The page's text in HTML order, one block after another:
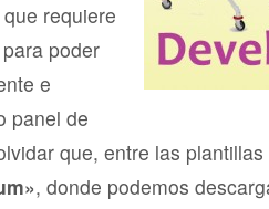
que requiere
poder
e
panel de
que, entre las
, donde podemos